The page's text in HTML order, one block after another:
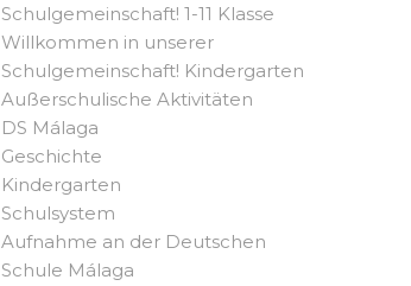
Schulgemeinschaft! 1-11 Klasse
Willkommen in unserer
Schulgemeinschaft! Kindergarten
Außerschulische Aktivitäten
DS Málaga
Geschichte
Kindergarten
Schulsystem
Aufnahme an der Deutschen
Schule Málaga